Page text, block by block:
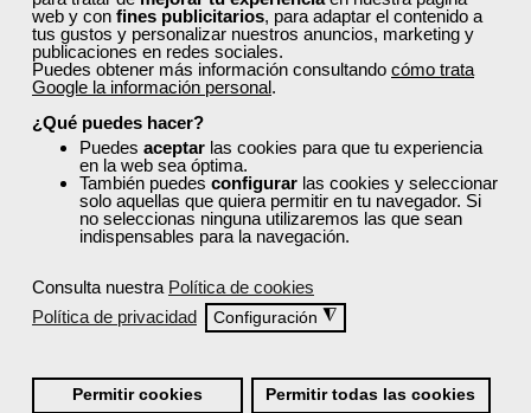
web y con fines publicitarios, para adaptar el contenido a
tus gustos y personalizar nuestros anuncios, marketing y
publicaciones en redes sociales.
Puedes obtener más información consultando cómo trata
Google la información personal.
¿Qué puedes hacer?
Puedes aceptar las cookies para que tu experiencia
en la web sea óptima.
También puedes configurar las cookies y seleccionar
solo aquellas que quiera permitir en tu navegador. Si
no seleccionas ninguna utilizaremos las que sean
indispensables para la navegación.
Consulta nuestra Política de cookies
Política de privacidad
Configuración ◮
Permitir cookies Permitir todas las cookies
Términos y condiciones
He leído y acepto la Política de Privacidad
Registrarse
Quiénes Somos:
Especialistas en consultoría y formación para el empleo
Nuestro objetivo diario es, única y exclusivamente, ayudarte a
conseguir tus metas profesionales ofreciéndote los mejores